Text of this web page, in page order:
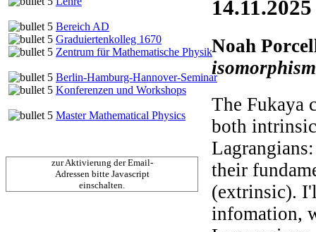
Bereich AD
Graduiertenkolleg 1670
Zentrum für Mathematische Physik
Berlin-Hamburg-Hannover-Seminar
Konferenzen und Workshops
Master Mathematical Physics
zur Aktivierung der Email-
Adressen bitte Javascript
einschalten.
14.11.2025
Noah
isomorphism
The Fukaya
both
their
(extrinsic).
infomation,